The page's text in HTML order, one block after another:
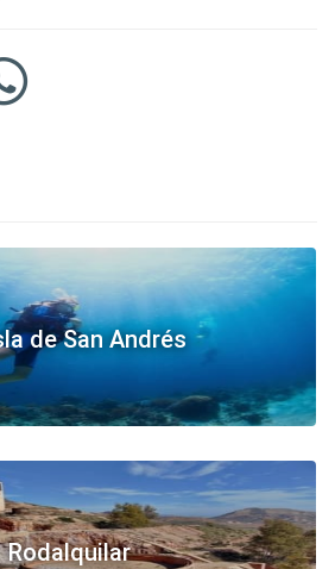
de San Andrés
Rodalquilar